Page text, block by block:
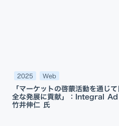
2025 Web
「マーケットの啓蒙活動を通じ
全な発展に貢献」：Integral
竹井伸仁 氏